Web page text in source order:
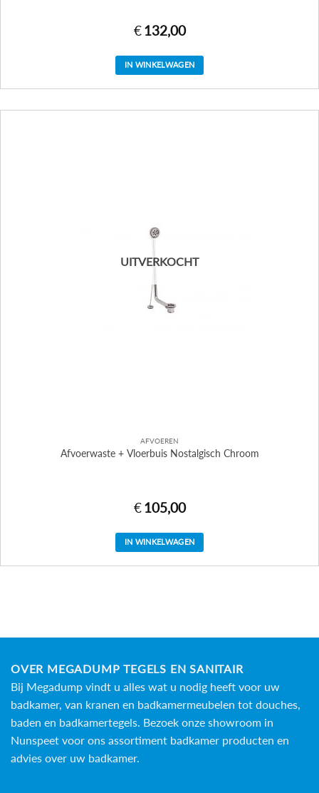
€ 132,00
IN WINKELWAGEN
UITVERKOCHT
AFVOEREN
Afvoerwaste + Vloerbuis Nostalgisch Chroom
€ 105,00
IN WINKELWAGEN
OVER MEGADUMP TEGELS EN SANITAIR
Bij Megadump vindt u alles wat u nodig heeft voor uw
badkamer, van kranen en badkamermeubelen tot douches,
baden en badkamertegels. Bezoek onze showroom in
Nunspeet voor ons assortiment badkamer producten en
advies over uw badkamer.